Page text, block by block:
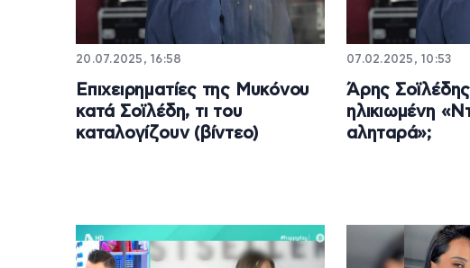
20.07.2025, 16:58
Επιχειρηματίες της Μυκόνου
κατά Σοϊλέδη, τι του
καταλογίζουν (βίντεο)
07.02.2025, 10:53
Άρης
ηλικιωμένη
αληταρά»;